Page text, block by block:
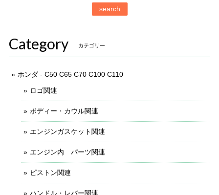
search
Category カテゴリー
ホンダ - C50 C65 C70 C100 C110
ロゴ関連
ボディー・カウル関連
エンジンガスケット関連
エンジン内 パーツ関連
ピストン関連
ハンドル・レバー関連